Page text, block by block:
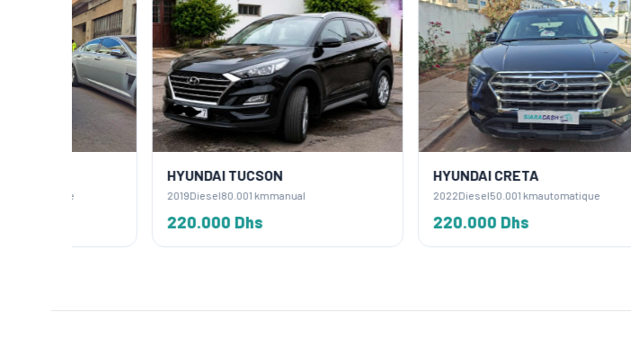
HYUNDAI TUCSON
80.001 kmmanual
220.000 Dhs
HYUNDAI CRETA
50.001 kmautomatique
220.000 Dhs